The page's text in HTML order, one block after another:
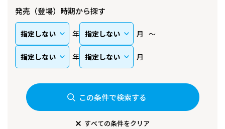
発売（登場）時期から探す
年 月
年 月
この条件で検索する
すべての条件をクリア